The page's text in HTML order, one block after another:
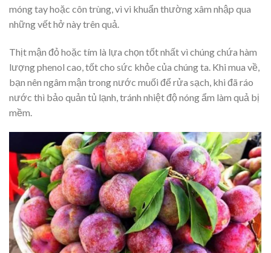
móng tay hoặc côn trùng, vì vi khuẩn thường xâm nhập qua
những vết hở này trên quả.
Thịt mận đỏ hoặc tím là lựa chọn tốt nhất vì chúng chứa hàm
lượng phenol cao, tốt cho sức khỏe của chúng ta. Khi mua về,
bạn nên ngâm mận trong nước muối để rửa sạch, khi đã ráo
nước thì bảo quản tủ lạnh, tránh nhiệt độ nóng ẩm làm quả bị
mềm.